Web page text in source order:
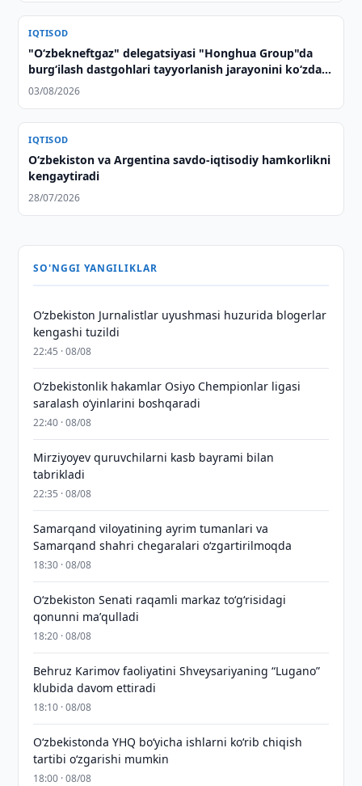
IQTISOD
"O‘zbekneftgaz" delegatsiyasi "Honghua Group"da
burg‘ilash dastgohlari tayyorlanish jarayonini ko‘zdan
kechirdi
03/08/2026
IQTISOD
Oʻzbekiston va Argentina savdo-iqtisodiy hamkorlikni
kengaytiradi
28/07/2026
SO'NGGI YANGILIKLAR
O‘zbekiston Jurnalistlar uyushmasi huzurida blogerlar
kengashi tuzildi
22:45 · 08/08
O‘zbekistonlik hakamlar Osiyo Chempionlar ligasi
saralash o‘yinlarini boshqaradi
22:40 · 08/08
Mirziyoyev quruvchilarni kasb bayrami bilan
tabrikladi
22:35 · 08/08
Samarqand viloyatining ayrim tumanlari va
Samarqand shahri chegaralari oʻzgartirilmoqda
18:30 · 08/08
Oʻzbekiston Senati raqamli markaz toʻgʻrisidagi
qonunni maʼqulladi
18:20 · 08/08
Behruz Karimov faoliyatini Shveysariyaning “Lugano”
klubida davom ettiradi
18:10 · 08/08
O‘zbekistonda YHQ bo‘yicha ishlarni ko‘rib chiqish
tartibi o‘zgarishi mumkin
18:00 · 08/08